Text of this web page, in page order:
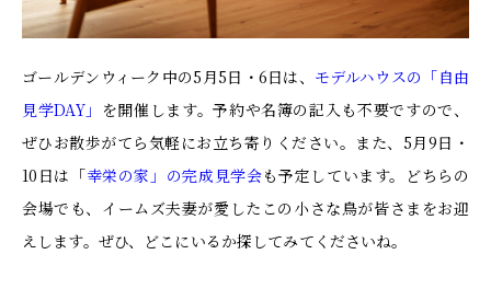
ゴールデンウィーク中の5月5日・6日は、 モデルハウスの「自由
見学DAY」 を開催します。予約や名簿の記入も不要ですので、
ぜひお散歩がてら気軽にお立ち寄りください。また、5月9日・
10日は「幸栄の家」の完成見学会も予定しています。どちらの
会場でも、イームズ夫妻が愛したこの小さな鳥が皆さまをお迎
えします。ぜひ、どこにいるか探してみてくださいね。